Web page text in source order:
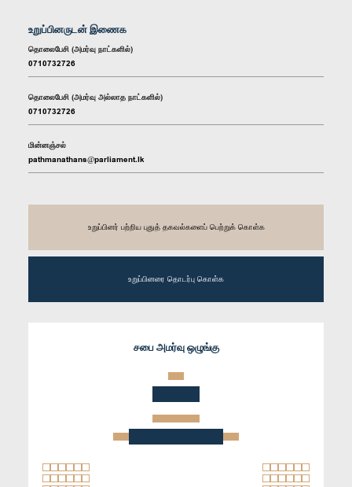
உறுப்பினருடன் இணைக
தொலைபேசி (அமர்வு நாட்களில்)
0710732726
தொலைபேசி (அமர்வு அல்லாத நாட்களில்)
0710732726
மின்னஞ்சல்
pathmanathans@parliament.lk
உறுப்பினர் பற்றிய புதுத் தகவல்களைப் பெற்றுக் கொள்க
உறுப்பினரை தொடர்பு கொள்க
சபை அமர்வு ஒழுங்கு